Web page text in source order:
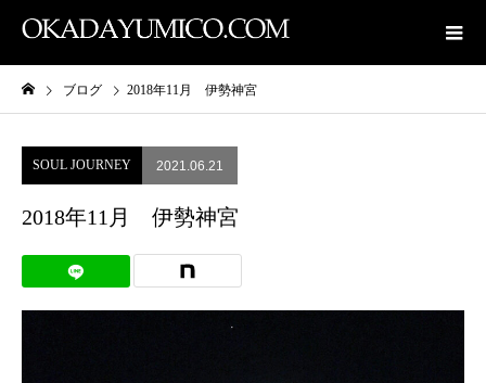
ブログ 2018年11月 伊勢神宮
SOUL JOURNEY 2021.06.21
2018年11月 伊勢神宮